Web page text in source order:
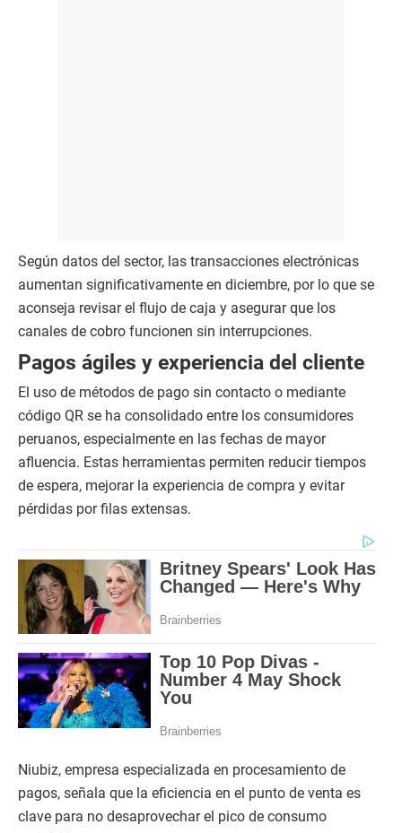
Según datos del sector, las transacciones electrónicas
aumentan significativamente en diciembre, por lo que se
aconseja revisar el flujo de caja y asegurar que los
canales de cobro funcionen sin interrupciones.
Pagos ágiles y experiencia del cliente
El uso de métodos de pago sin contacto o mediante
código QR se ha consolidado entre los consumidores
peruanos, especialmente en las fechas de mayor
afluencia. Estas herramientas permiten reducir tiempos
de espera, mejorar la experiencia de compra y evitar
pérdidas por filas extensas.
Niubiz, empresa especializada en procesamiento de
pagos, señala que la eficiencia en el punto de venta es
clave para no desaprovechar el pico de consumo